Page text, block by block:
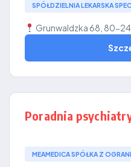
SPÓŁDZIELNIA LEKARSKA
Grunwaldzka 68, 80-
Poradnia
MEAMEDICA SPÓŁKA Z